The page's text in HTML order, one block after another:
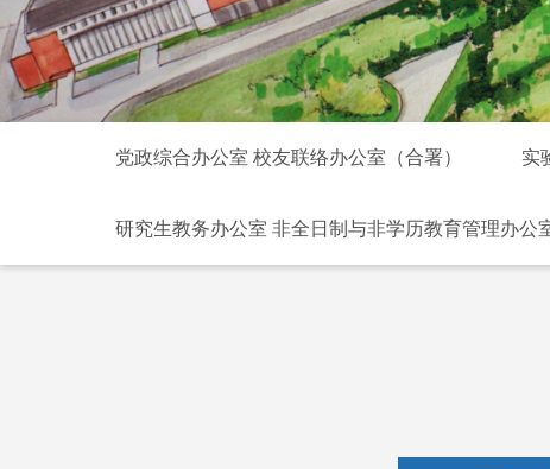
党政综合办公室 校友联络办公室（合署） 实
研究生教务办公室 非全日制与非学历教育管理办公